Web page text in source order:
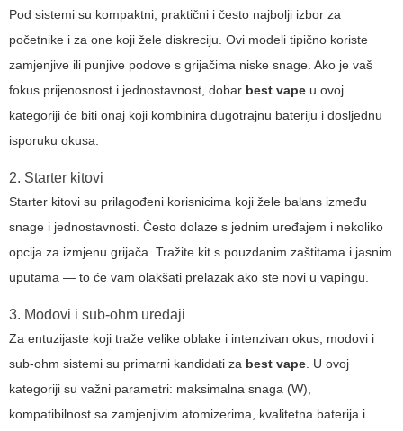
Pod sistemi su kompaktni, praktični i često najbolji izbor za
početnike i za one koji žele diskreciju. Ovi modeli tipično koriste
zamjenjive ili punjive podove s grijačima niske snage. Ako je vaš
fokus prijenosnost i jednostavnost, dobar best vape u ovoj
kategoriji će biti onaj koji kombinira dugotrajnu bateriju i dosljednu
isporuku okusa.
2. Starter kitovi
Starter kitovi su prilagođeni korisnicima koji žele balans između
snage i jednostavnosti. Često dolaze s jednim uređajem i nekoliko
opcija za izmjenu grijača. Tražite kit s pouzdanim zaštitama i jasnim
uputama — to će vam olakšati prelazak ako ste novi u vapingu.
3. Modovi i sub-ohm uređaji
Za entuzijaste koji traže velike oblake i intenzivan okus, modovi i
sub-ohm sistemi su primarni kandidati za best vape. U ovoj
kategoriji su važni parametri: maksimalna snaga (W),
kompatibilnost sa zamjenjivim atomizerima, kvalitetna baterija i